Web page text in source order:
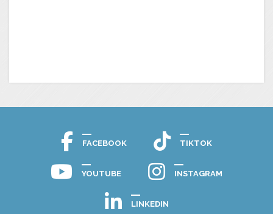
FACEBOOK TIKTOK
YOUTUBE INSTAGRAM
LINKEDIN